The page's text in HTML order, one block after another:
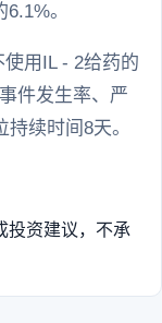
。
用IL - 2给药的
件发生率、严
续时间8天。
投资建议，不承